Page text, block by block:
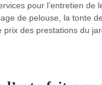
pour l’entretien de
de pelouse, la tonte
des prestations du